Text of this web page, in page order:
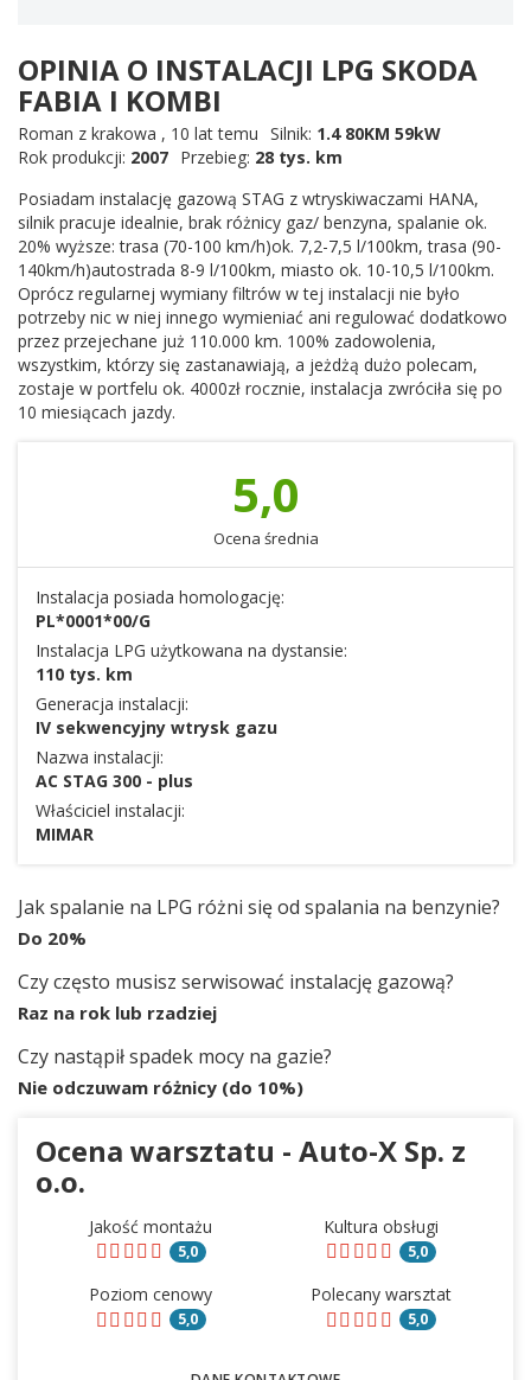
OPINIA O INSTALACJI LPG SKODA
FABIA I KOMBI
Roman z krakowa , 10 lat temu Silnik: 1.4 80KM 59kW
Rok produkcji: 2007 Przebieg: 28 tys. km
Posiadam instalację gazową STAG z wtryskiwaczami HANA,
silnik pracuje idealnie, brak różnicy gaz/ benzyna, spalanie ok.
20% wyższe: trasa (70-100 km/h)ok. 7,2-7,5 l/100km, trasa (90-
140km/h)autostrada 8-9 l/100km, miasto ok. 10-10,5 l/100km.
Oprócz regularnej wymiany filtrów w tej instalacji nie było
potrzeby nic w niej innego wymieniać ani regulować dodatkowo
przez przejechane już 110.000 km. 100% zadowolenia,
wszystkim, którzy się zastanawiają, a jeżdżą dużo polecam,
zostaje w portfelu ok. 4000zł rocznie, instalacja zwróciła się po
10 miesiącach jazdy.
5,0
Ocena średnia
Instalacja posiada homologację:
PL*0001*00/G
Instalacja LPG użytkowana na dystansie:
110 tys. km
Generacja instalacji:
IV sekwencyjny wtrysk gazu
Nazwa instalacji:
AC STAG 300 - plus
Właściciel instalacji:
MIMAR
Jak spalanie na LPG różni się od spalania na benzynie?
Do 20%
Czy często musisz serwisować instalację gazową?
Raz na rok lub rzadziej
Czy nastąpił spadek mocy na gazie?
Nie odczuwam różnicy (do 10%)
Ocena warsztatu - Auto-X Sp. z
o.o.
Jakość montażu
5,0
Kultura obsługi
5,0
Poziom cenowy
5,0
Polecany warsztat
5,0